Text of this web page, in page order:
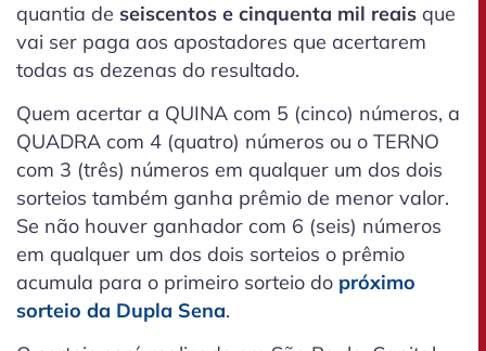
quantia de seiscentos e cinquenta mil reais que
vai ser paga aos apostadores que acertarem
todas as dezenas do resultado.
Quem acertar a QUINA com 5 (cinco) números, a
QUADRA com 4 (quatro) números ou o TERNO
com 3 (três) números em qualquer um dos dois
sorteios também ganha prêmio de menor valor.
Se não houver ganhador com 6 (seis) números
em qualquer um dos dois sorteios o prêmio
acumula para o primeiro sorteio do próximo
sorteio da Dupla Sena.